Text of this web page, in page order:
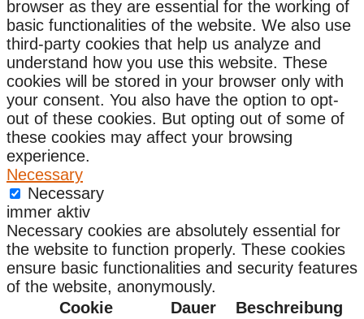
browser as they are essential for the working of
basic functionalities of the website. We also use
third-party cookies that help us analyze and
understand how you use this website. These
cookies will be stored in your browser only with
your consent. You also have the option to opt-
out of these cookies. But opting out of some of
these cookies may affect your browsing
experience.
Necessary
Necessary
immer aktiv
Necessary cookies are absolutely essential for
the website to function properly. These cookies
ensure basic functionalities and security features
of the website, anonymously.
Cookie
Dauer Beschreibung